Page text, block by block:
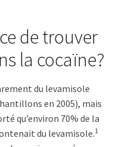
de trouver
la cocaïne?
du levamisole
en 2005), mais
qu’environ 70% de la
du levamisole.1